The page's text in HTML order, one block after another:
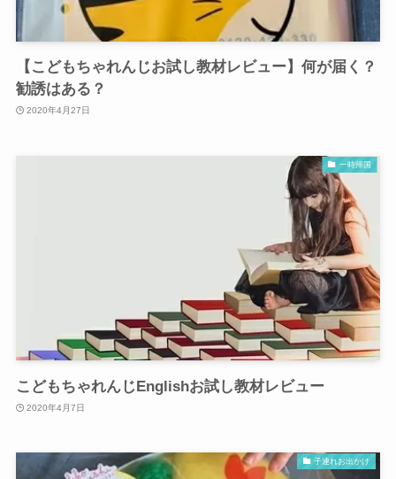
【こどもちゃれんじお試し教材レビュー】何が届く？
勧誘はある？
2020年4月27日
一時帰国
こどもちゃれんじEnglishお試し教材レビュー
2020年4月7日
子連れお出かけ